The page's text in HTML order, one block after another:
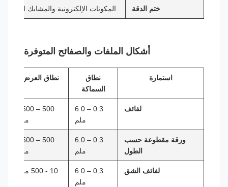
ختم الدقة المكونات الإلكترونية والمشابك
أشكال الملفات والصفائح المتوفرة
استمارة
نطاق
السماكة
نطاق العرض
لفائف
0.3 – 6.0
ملم
500 – 1500
ملم
ورقة مقطوعة حسب
الطول
0.3 – 6.0
ملم
500 – 1500
ملم
لفائف الشق
0.3 – 6.0
ملم
10 - 500 ملم